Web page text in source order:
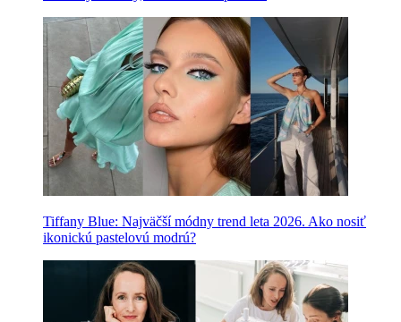
Tiffany Blue: Najväčší módny trend leta 2026. Ako nosiť
ikonickú pastelovú modrú?